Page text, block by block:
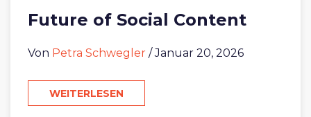
Future of Social Content
Von Petra Schwegler / Januar 20, 2026
WEITERLESEN